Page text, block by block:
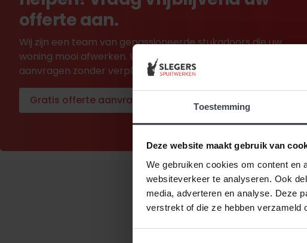
Toestemming
Deze website maakt gebruik van
We gebruiken cookies om content en
websiteverkeer te analyseren. Ook
media, adverteren en analyse. Deze
verstrekt of die ze hebben verzameld
offerte aan.
Wij zijn een team van gepassioneerde stukadoors die uw
woning mooi afwerken. U kunt in één minuut een offerte
aanvragen zonder verplichtingen.
Gratis offerte aanvragen
Binnen welke termijn is